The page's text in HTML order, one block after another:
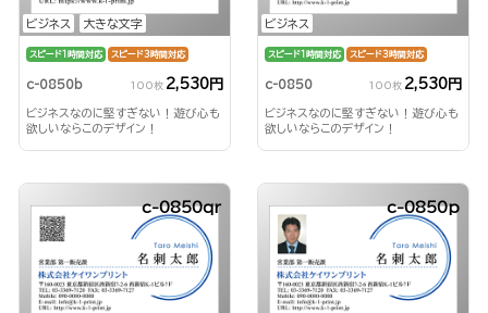
ビジネス 大きな文字
スピード1時間対応 スピード3時間対応
c-0850b 100枚 2,530円
ビジネスなのに堅すぎない！遊び心も
欲しいならこのデザイン！
ビジネス
スピード1時間対応 スピード3時間対応
c-0850 100枚 2,530円
ビジネスなのに堅すぎない！遊び心も
欲しいならこのデザイン！
c-0850qr c-0850p